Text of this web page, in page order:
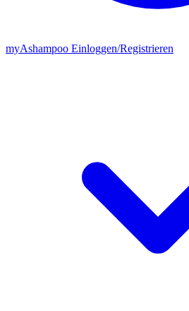
myAshampoo Einloggen/Registrieren